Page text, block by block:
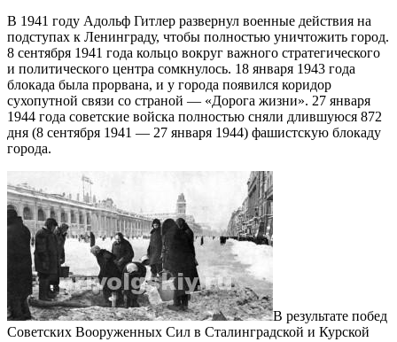
В 1941 году Адольф Гитлер развернул военные действия на
подступах к Ленинграду, чтобы полностью уничтожить город.
8 сентября 1941 года кольцо вокруг важного стратегического
и политического центра сомкнулось. 18 января 1943 года
блокада была прорвана, и у города появился коридор
сухопутной связи со страной — «Дорога жизни». 27 января
1944 года советские войска полностью сняли длившуюся 872
дня (8 сентября 1941 — 27 января 1944) фашистскую блокаду
города.
В результате побед
Советских Вооруженных Сил в Сталинградской и Курской